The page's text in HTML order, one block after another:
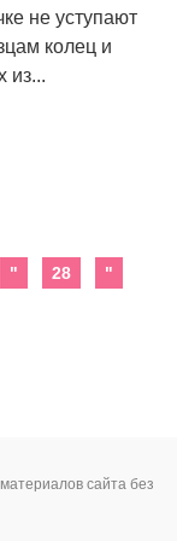
не уступают
колец и
из...
" 28 "
сайта без